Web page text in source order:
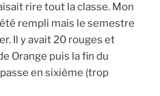
rire tout la classe. Mon
rempli mais le semestre
Il y avait 20 rouges et
Orange puis la fin du
en sixième (trop